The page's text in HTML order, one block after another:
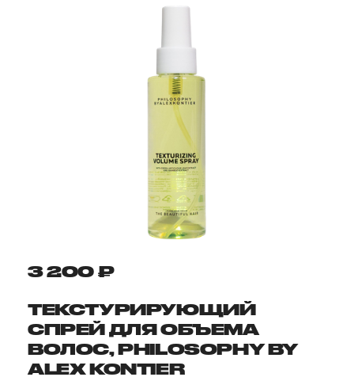
3 200 ₽
ТЕКСТУРИРУЮЩИЙ
СПРЕЙ ДЛЯ ОБЪЕМА
ВОЛОС, PHILOSOPHY BY
ALEX KONTIER